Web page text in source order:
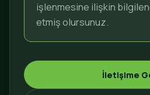
işlenmesine ilişkin
etmiş olursunuz.
İletişime